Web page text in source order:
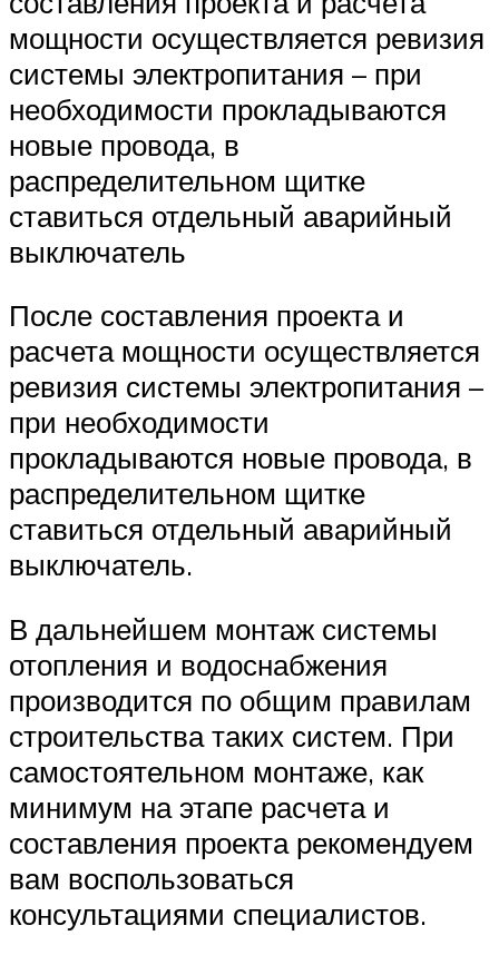
мощности осуществляется ревизия
системы электропитания – при
необходимости прокладываются
новые провода, в
распределительном щитке
ставиться отдельный аварийный
выключатель
После составления проекта и
расчета мощности осуществляется
ревизия системы электропитания –
при необходимости
прокладываются новые провода, в
распределительном щитке
ставиться отдельный аварийный
выключатель.
В дальнейшем монтаж системы
отопления и водоснабжения
производится по общим правилам
строительства таких систем. При
самостоятельном монтаже, как
минимум на этапе расчета и
составления проекта рекомендуем
вам воспользоваться
консультациями специалистов.